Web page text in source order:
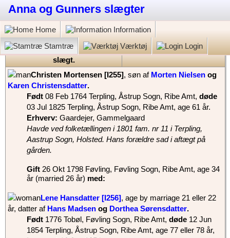
Anna og Gunners slægter
Home
Information
Stamtræ
Værktøj Login
Gunner Jermiin Nielsen: Min
slægt.
‎Christen Mortensen‏‎ [I255]‎, søn af Morten Nielsen og
Karen Christensdatter‏.
Født ‎08 Feb 1764 Terpling, Åstrup Sogn, Ribe Amt, døde
‎03 Jul 1825 Terpling, Åstrup Sogn, Ribe Amt‎, age 61 år.
Erhverv: Gaardejer, Gammelgaard
Havde ved folketællingen i 1801 fam. nr 11 i Terpling,
Aastrup Sogn, Holsted. Hans forældre sad i aftægt på
gården.
Gift ‎26 Okt 1798 Føvling, Føvling Sogn, Ribe Amt, age 34
år (married 26 år) med:
Lene Hansdatter‏‎ [I256], age by marriage 21 eller 22
år, datter af Hans Madsen og Dorthea Sørensdatter‏.
Født ‎1776 Tobøl, Føvling Sogn, Ribe Amt, døde ‎12 Jun
1854 Terpling, Åstrup Sogn, Ribe Amt‎, age 77 eller 78 år,